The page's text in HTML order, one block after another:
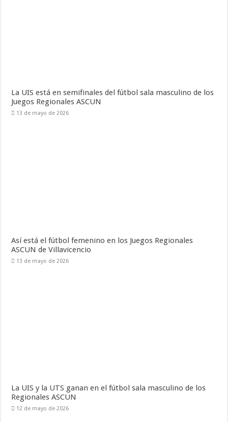
La UIS está en semifinales del fútbol sala masculino de los
Juegos Regionales ASCUN
13 de mayo de 2026
Así está el fútbol femenino en los Juegos Regionales
ASCUN de Villavicencio
13 de mayo de 2026
La UIS y la UTS ganan en el fútbol sala masculino de los
Regionales ASCUN
12 de mayo de 2026